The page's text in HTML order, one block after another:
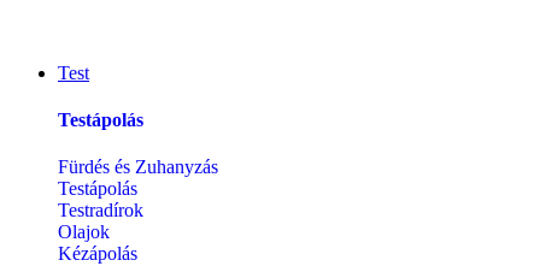
Test
Testápolás
Fürdés és Zuhanyzás
Testápolás
Testradírok
Olajok
Kézápolás